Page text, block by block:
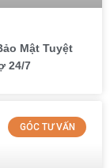
Mật Tuyệt
24/7
GÓC TƯ VẤN